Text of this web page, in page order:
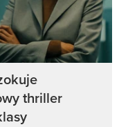
thriller